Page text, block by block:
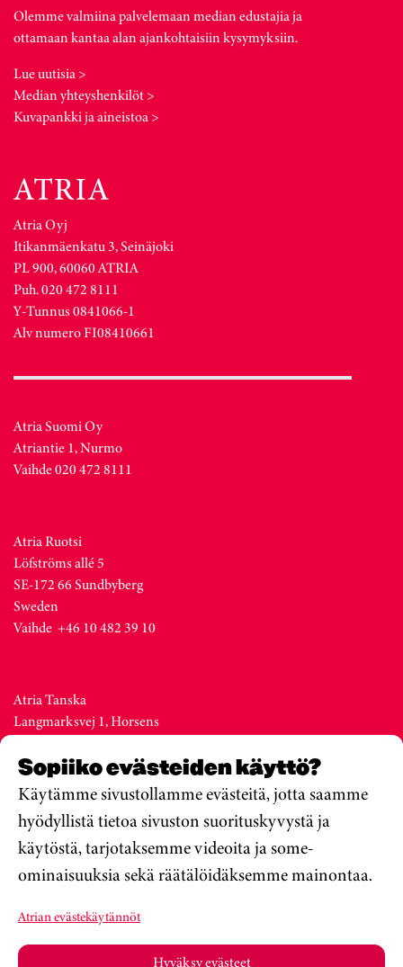
Sopiiko evästeiden käyttö?
Käytämme sivustollamme evästeitä, jotta saamme
hyödyllistä tietoa sivuston suorituskyvystä ja
käytöstä, tarjotaksemme videoita ja some-
ominaisuuksia sekä räätälöidäksemme mainontaa.
Atrian evästekäytännöt
Hyväksy evästeet
Olemme valmiina palvelemaan median edustajia ja
ottamaan kantaa alan ajankohtaisiin kysymyksiin.
Lue uutisia >
Median yhteyshenkilöt >
Kuvapankki ja aineistoa >
Atria Oyj
Itikanmäenkatu 3, Seinäjoki
PL 900, 60060 ATRIA
Puh. 020 472 8111
Y-Tunnus 0841066-1
Alv numero FI08410661
Atria Suomi Oy
Atriantie 1, Nurmo
Vaihde 020 472 8111
Atria Ruotsi
Löfströms allé 5
SE-172 66 Sundbyberg
Sweden
Vaihde +46 10 482 39 10
Atria Tanska
Langmarksvej 1, Horsens
Denmark
Vaihde +45 76 28 25 00
Atria Viro
Metsa str. 19, Valga
Estonia
Vaihde +372 76 79 900